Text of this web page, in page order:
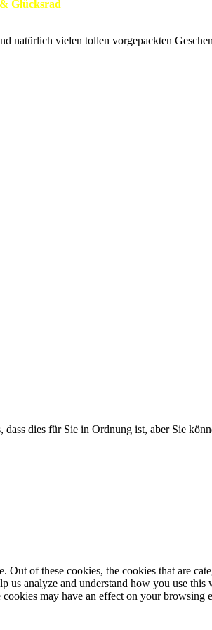
Glücksrad
natürlich vielen tollen vorgepackten
dies für Sie in Ordnung ist, aber Sie
of these cookies, the cookies that are
analyze and understand how you use
may have an effect on your browsing